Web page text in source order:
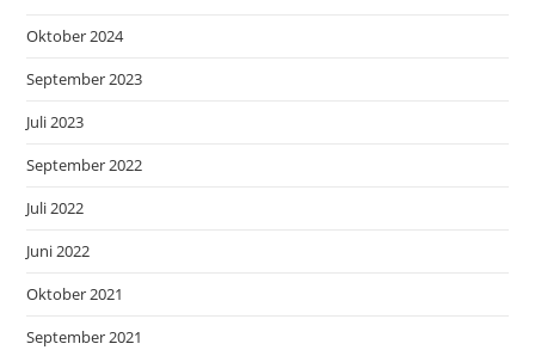
Oktober 2024
September 2023
Juli 2023
September 2022
Juli 2022
Juni 2022
Oktober 2021
September 2021